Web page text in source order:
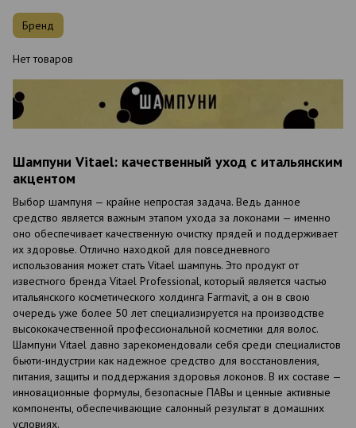
Бренд
Нет товаров
Шампуни Vitael: качественный уход с итальянским
акцентом
Выбор шампуня — крайне непростая задача. Ведь данное
средство является важным этапом ухода за локонами — именно
оно обеспечивает качественную очистку прядей и поддерживает
их здоровье. Отлично находкой для повседневного
использования может стать Vitael шампунь. Это продукт от
известного бренда Vitael Professional, который является частью
итальянского косметического холдинга Farmavit, а он в свою
очередь уже более 50 лет специализируется на производстве
высококачественной профессиональной косметики для волос.
Шампуни Vitael давно зарекомендовали себя среди специалистов
бьюти-индустрии как надежное средство для восстановления,
питания, защиты и поддержания здоровья локонов. В их составе —
инновационные формулы, безопасные ПАВы и ценные активные
компоненты, обеспечивающие салонный результат в домашних
условиях.